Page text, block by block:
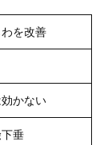
を改善
かない
垂